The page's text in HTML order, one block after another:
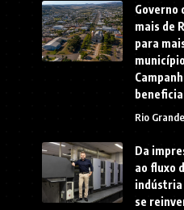
Governo
mais de
para
Rio
Da
ao fluxo
se